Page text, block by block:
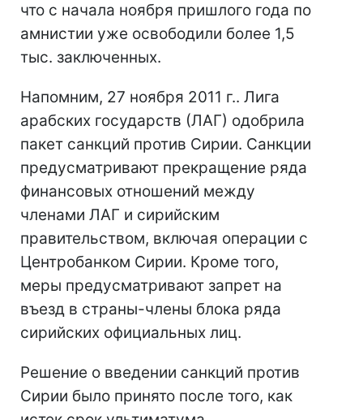
что с начала ноября пришлого года по
амнистии уже освободили более 1,5
тыс. заключенных.
Напомним, 27 ноября 2011 г.. Лига
арабских государств (ЛАГ) одобрила
пакет санкций против Сирии. Санкции
предусматривают прекращение ряда
финансовых отношений между
членами ЛАГ и сирийским
правительством, включая операции с
Центробанком Сирии. Кроме того,
меры предусматривают запрет на
въезд в страны-члены блока ряда
сирийских официальных лиц.
Решение о введении санкций против
Сирии было принято после того, как